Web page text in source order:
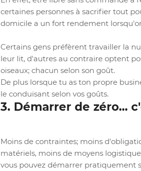
certaines personnes à sacrifier tout
domicile a un fort rendement
Certains gens préfèrent travailler la
leur lit, d'autres au contraire optent
oiseaux; chacun selon son goût.
De plus lorsque tu as ton propre
le conduisant selon vos goûts.
3. Démarrer de zéro...
Moins de contraintes; moins
matériels, moins de moyens
vous pouvez démarrer pratiquement